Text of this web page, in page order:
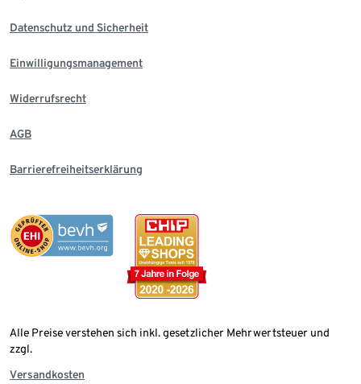
Datenschutz und Sicherheit
Einwilligungsmanagement
Widerrufsrecht
AGB
Barrierefreiheitserklärung
Alle Preise verstehen sich inkl. gesetzlicher Mehrwertsteuer und
zzgl.
Versandkosten